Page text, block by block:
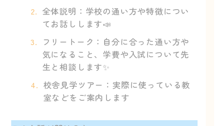
全体説明：学校の通い方や特徴につい
てお話しします📣
フリートーク：自分に合った通い方や
気になること、学費や入試について先
生と相談します✨️
校舎見学ツアー：実際に使っている教
室などをご案内します